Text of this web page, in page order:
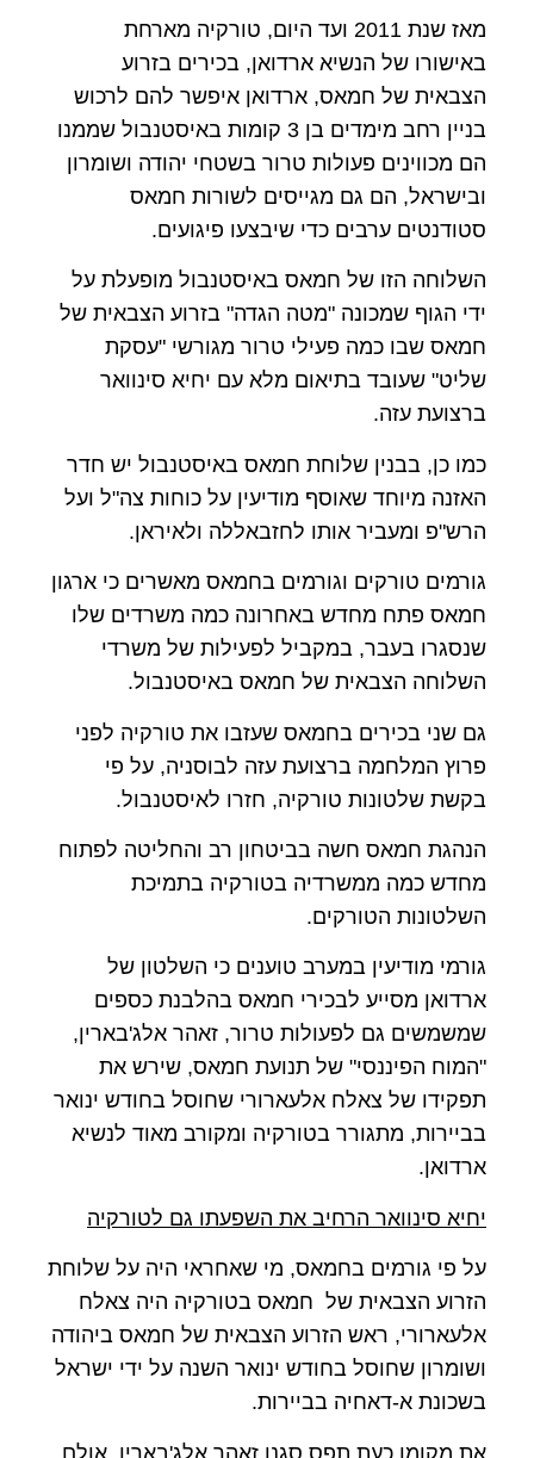
מאז שנת 2011 ועד היום, טורקיה מארחת
באישורו של הנשיא ארדואן, בכירים בזרוע
הצבאית של חמאס, ארדואן איפשר להם לרכוש
בניין רחב מימדים בן 3 קומות באיסטנבול שממנו
הם מכווינים פעולות טרור בשטחי יהודה ושומרון
ובישראל, הם גם מגייסים לשורות חמאס
סטודנטים ערבים כדי שיבצעו פיגועים.
השלוחה הזו של חמאס באיסטנבול מופעלת על
ידי הגוף שמכונה "מטה הגדה" בזרוע הצבאית של
חמאס שבו כמה פעילי טרור מגורשי "עסקת
שליט" שעובד בתיאום מלא עם יחיא סינוואר
ברצועת עזה.
כמו כן, בבנין שלוחת חמאס באיסטנבול יש חדר
האזנה מיוחד שאוסף מודיעין על כוחות צה"ל ועל
הרש"פ ומעביר אותו לחזבאללה ולאיראן.
גורמים טורקים וגורמים בחמאס מאשרים כי ארגון
חמאס פתח מחדש באחרונה כמה משרדים שלו
שנסגרו בעבר, במקביל לפעילות של משרדי
השלוחה הצבאית של חמאס באיסטנבול.
גם שני בכירים בחמאס שעזבו את טורקיה לפני
פרוץ המלחמה ברצועת עזה לבוסניה, על פי
בקשת שלטונות טורקיה, חזרו לאיסטנבול.
הנהגת חמאס חשה בביטחון רב והחליטה לפתוח
מחדש כמה ממשרדיה בטורקיה בתמיכת
השלטונות הטורקים.
גורמי מודיעין במערב טוענים כי השלטון של
ארדואן מסייע לבכירי חמאס בהלבנת כספים
שמשמשים גם לפעולות טרור, זאהר אלג'בארין,
"המוח הפיננסי" של תנועת חמאס, שירש את
תפקידו של צאלח אלעארורי שחוסל בחודש ינואר
בביירות, מתגורר בטורקיה ומקורב מאוד לנשיא
ארדואן.
יחיא סינוואר הרחיב את השפעתו גם לטורקיה
על פי גורמים בחמאס, מי שאחראי היה על שלוחת
הזרוע הצבאית של חמאס בטורקיה היה צאלח
אלעארורי, ראש הזרוע הצבאית של חמאס ביהודה
ושומרון שחוסל בחודש ינואר השנה על ידי ישראל
בשכונת א-דאחיה בביירות.
את מקומו כעת תפס סגנו זאהר אלג'בארין, אולם